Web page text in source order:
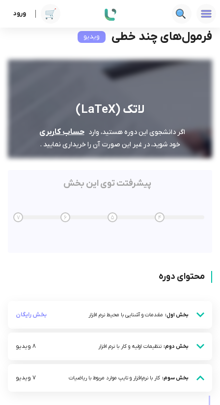
ورود دوره ها فنی‌ومهندسی فرمول‌های چند خطی
فرمول‌های چند خطی ویدیو
لاتک (LaTeX)
اگر دانشجوی این دوره هستید، وارد حساب کاربری
خود شوید، در غیر این صورت آن را خریداری نمایید .
پیشرفتت توی این بخش
4
5
6
7
محتوای دوره
بخش اول: مقدمات و آشنایی با محیط نرم افزار بخش رایگان
بخش دوم: تنظیمات اولیه و کار با نرم افزار 8 ویدیو
بخش سوم: کار با نرم‌افزار و تایپ موارد مربوط با ریاضیات 7 ویدیو